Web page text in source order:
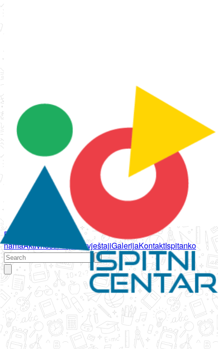
Početna
namaAktivnostiPropisi IzvještajiGalerijaKontaktIspitanko